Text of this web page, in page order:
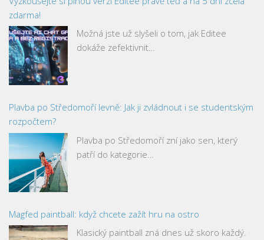
zdarma!
Možná jste už slyšeli o tom, jak Editee
dokáže zefektivnit…
Plavba po Středomoří levně: Jak ji zvládnout i se studentským
rozpočtem?
Plavba po Středomoří zní jako sen, který
patří do kategorie…
Magfed paintball: když chcete zažít hru na ostro
Klasický paintball zná dnes už skoro každý.